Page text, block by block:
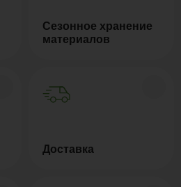
Сезонное хранение
материалов
Доставка